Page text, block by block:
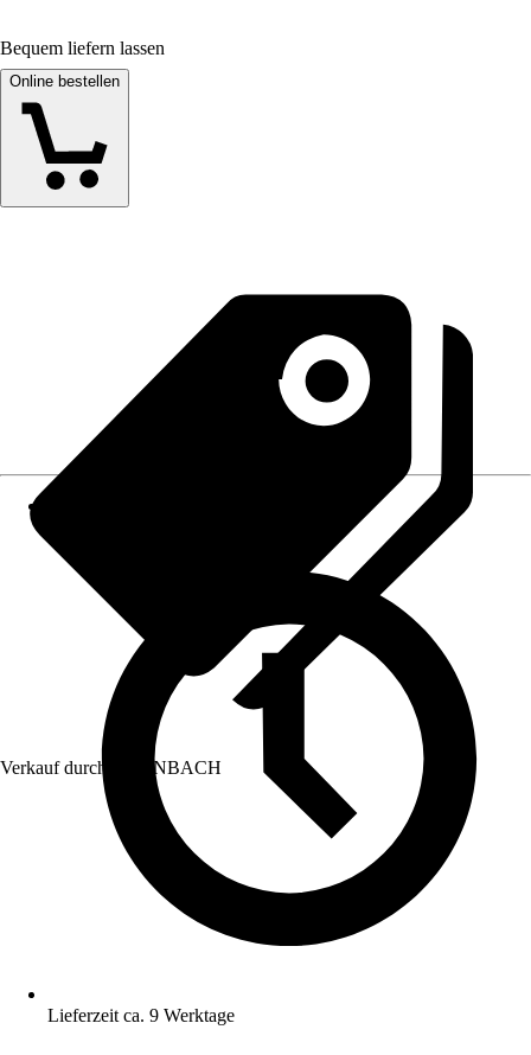
Bequem liefern lassen
Online bestellen
Verkauf durch: HORNBACH
Lieferzeit ca. 9 Werktage